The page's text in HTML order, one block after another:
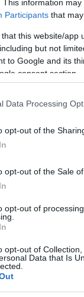
This information
Participants that
that this website/
but not
to Google and its
consent section.
Data Processing
opt-out of the
opt-out of the Sale
opt-out of
opt-out of
Data that Is
PRONEWS.GR
Οι
02.08.2026 |